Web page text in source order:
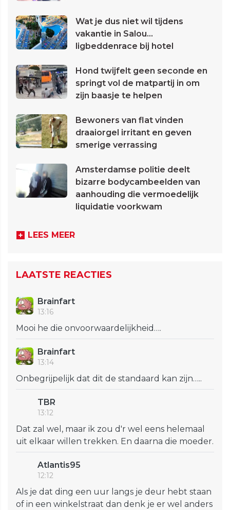
Wat je dus niet wil tijdens
vakantie in Salou...
ligbeddenrace bij hotel
Hond twijfelt geen seconde en
springt vol de matpartij in om
zijn baasje te helpen
Bewoners van flat vinden
draaiorgel irritant en geven
smerige verrassing
Amsterdamse politie deelt
bizarre bodycambeelden van
aanhouding die vermoedelijk
liquidatie voorkwam
LEES MEER
LAATSTE REACTIES
Brainfart
13:16
Mooi he die onvoorwaardelijkheid….
Brainfart
13:14
Onbegrijpelijk dat dit de standaard kan zijn…..
TBR
13:12
Dat zal wel, maar ik zou d'r wel eens helemaal
uit elkaar willen trekken. En daarna die moeder.
Atlantis95
12:12
Als je dat ding een uur langs je deur hebt staan
of in een winkelstraat dan denk je er wel anders